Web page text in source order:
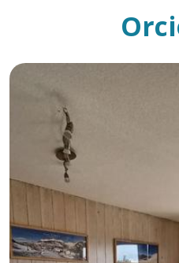
ORGANISER SON SÉJOUR
RECHERCHER
GB